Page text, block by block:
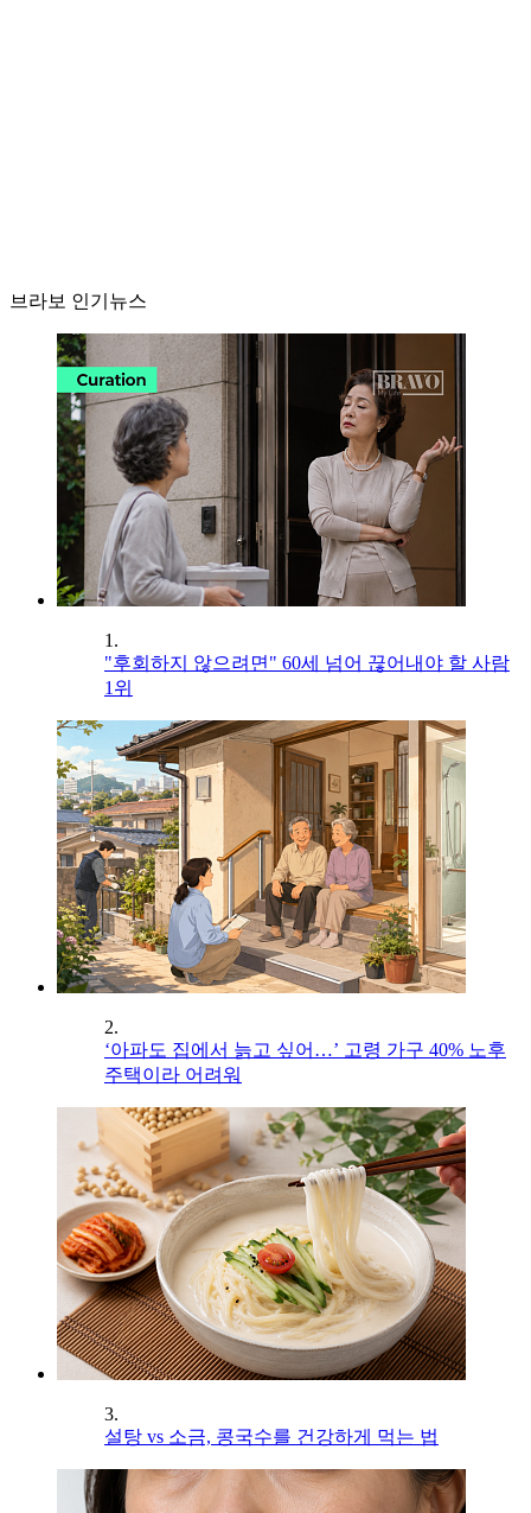
브라보 인기뉴스
1.
"후회하지 않으려면" 60세 넘어 끊어내야 할 사람
1위
2.
‘아파도 집에서 늙고 싶어…’ 고령 가구 40% 노후
주택이라 어려워
3.
설탕 vs 소금, 콩국수를 건강하게 먹는 법